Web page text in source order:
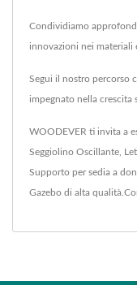
Condividiamo
innovazioni nei materiali
Segui il nostro percorso
impegnato nella crescita
WOODEVER ti invita a
Seggiolino Oscillante,
Supporto per sedia a
Gazebo di alta qualità.